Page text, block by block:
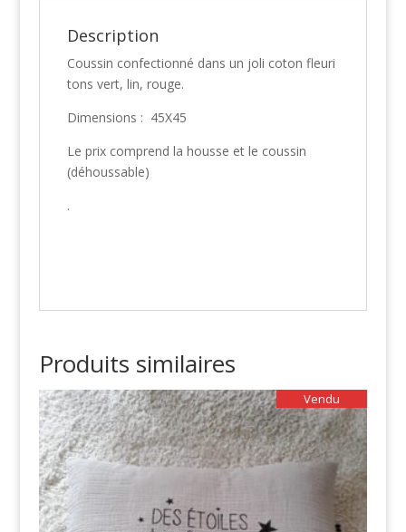
Description
Coussin confectionné dans un joli coton fleuri
tons vert, lin, rouge.
Dimensions : 45X45
Le prix comprend la housse et le coussin
(déhoussable)
.
Produits similaires
Vendu